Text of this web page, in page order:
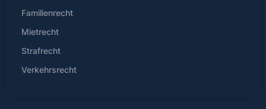
Familienrecht
Mietrecht
Strafrecht
Verkehrsrecht